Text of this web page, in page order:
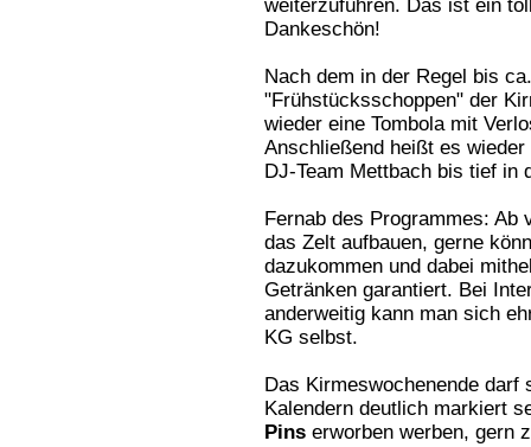
weiterzuführen. Das ist ein
Dankeschön!
Nach dem in der Regel bis
"Frühstücksschoppen" der
wieder eine Tombola mit
Anschließend heißt es
DJ-Team Mettbach bis tief in
Fernab des Programmes:
das Zelt aufbauen, gerne
dazukommen und dabei
Getränken garantiert. Bei
anderweitig kann man sich
KG selbst.
Das Kirmeswochenende
Kalendern deutlich markiert
Pins erworben werben, gern